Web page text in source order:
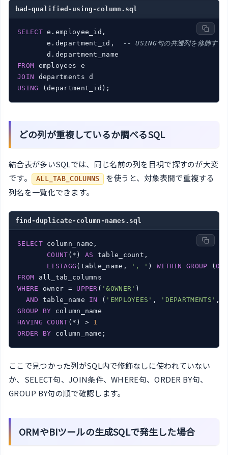
bad-qualified-using-column.sql
SELECT e.employee_id,
       e.department_id,
-- USING句の共通列を修飾す
FROM
JOIN
USING (department_id);
どの列が重複しているか調べるSQL
結合表が多いSQLでは、同じ名前の列を目視で探すのが大変
です。
ALL_TAB_COLUMNS
を使うと、対象表間で重複する
列名を一覧化できます。
find-duplicate-column-names.sql
SELECT column_name,
COUNT (*) AS table_count,
LISTAGG (table_name, ', ' ) WITHIN GROUP (
FROM
WHERE owner = UPPER ( '&OWNER' )
AND
table_name IN ( 'EMPLOYEES' , 'DEPARTMENTS' ,
GROUP
BY
HAVING
COUNT (*) > 1
ORDER
BY column_name;
ここで見つかった列がSQL内で修飾なしに使われていない
か、SELECT句、JOIN条件、WHERE句、ORDER BY句、
GROUP BY句の順で確認します。
ORMやBIツールの生成SQLで発生した場合